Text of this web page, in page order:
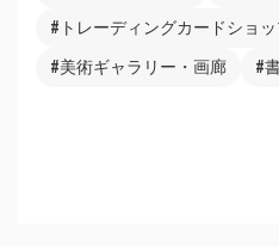
#トレーディングカードショ
#美術ギャラリー・画廊 #